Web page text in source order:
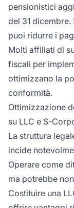
pensionistici
del 31 dicembre.
puoi ridurre i
Molti affiliati di
fiscali per
ottimizzano la
conformità.
Ottimizzazione
su LLC e S-
La struttura
incide
Operare come
ma potrebbe
Costituire una